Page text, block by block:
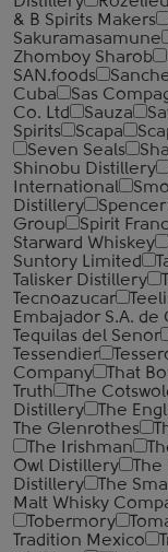
& B Spirits Makers
Sakuramasamune
Zhomboy Sharob
SAN.foods
Cuba
Sas
Co. Ltd
Sauza
Spirits
Scapa
Seven Seals
Shinobu Distillery
International
Distillery
Group
Spirit
Starward Whiskey
Suntory Limited
Talisker Distillery
Tecnoazucar
Embajador S.A. de
Tequilas del Senor
Tessendier
Company
That
Truth
The
Distillery
The
The Glenrothes
The Irishman
Owl Distillery
Distillery
The
Malt Whisky
Tobermory
Tradition Mexico